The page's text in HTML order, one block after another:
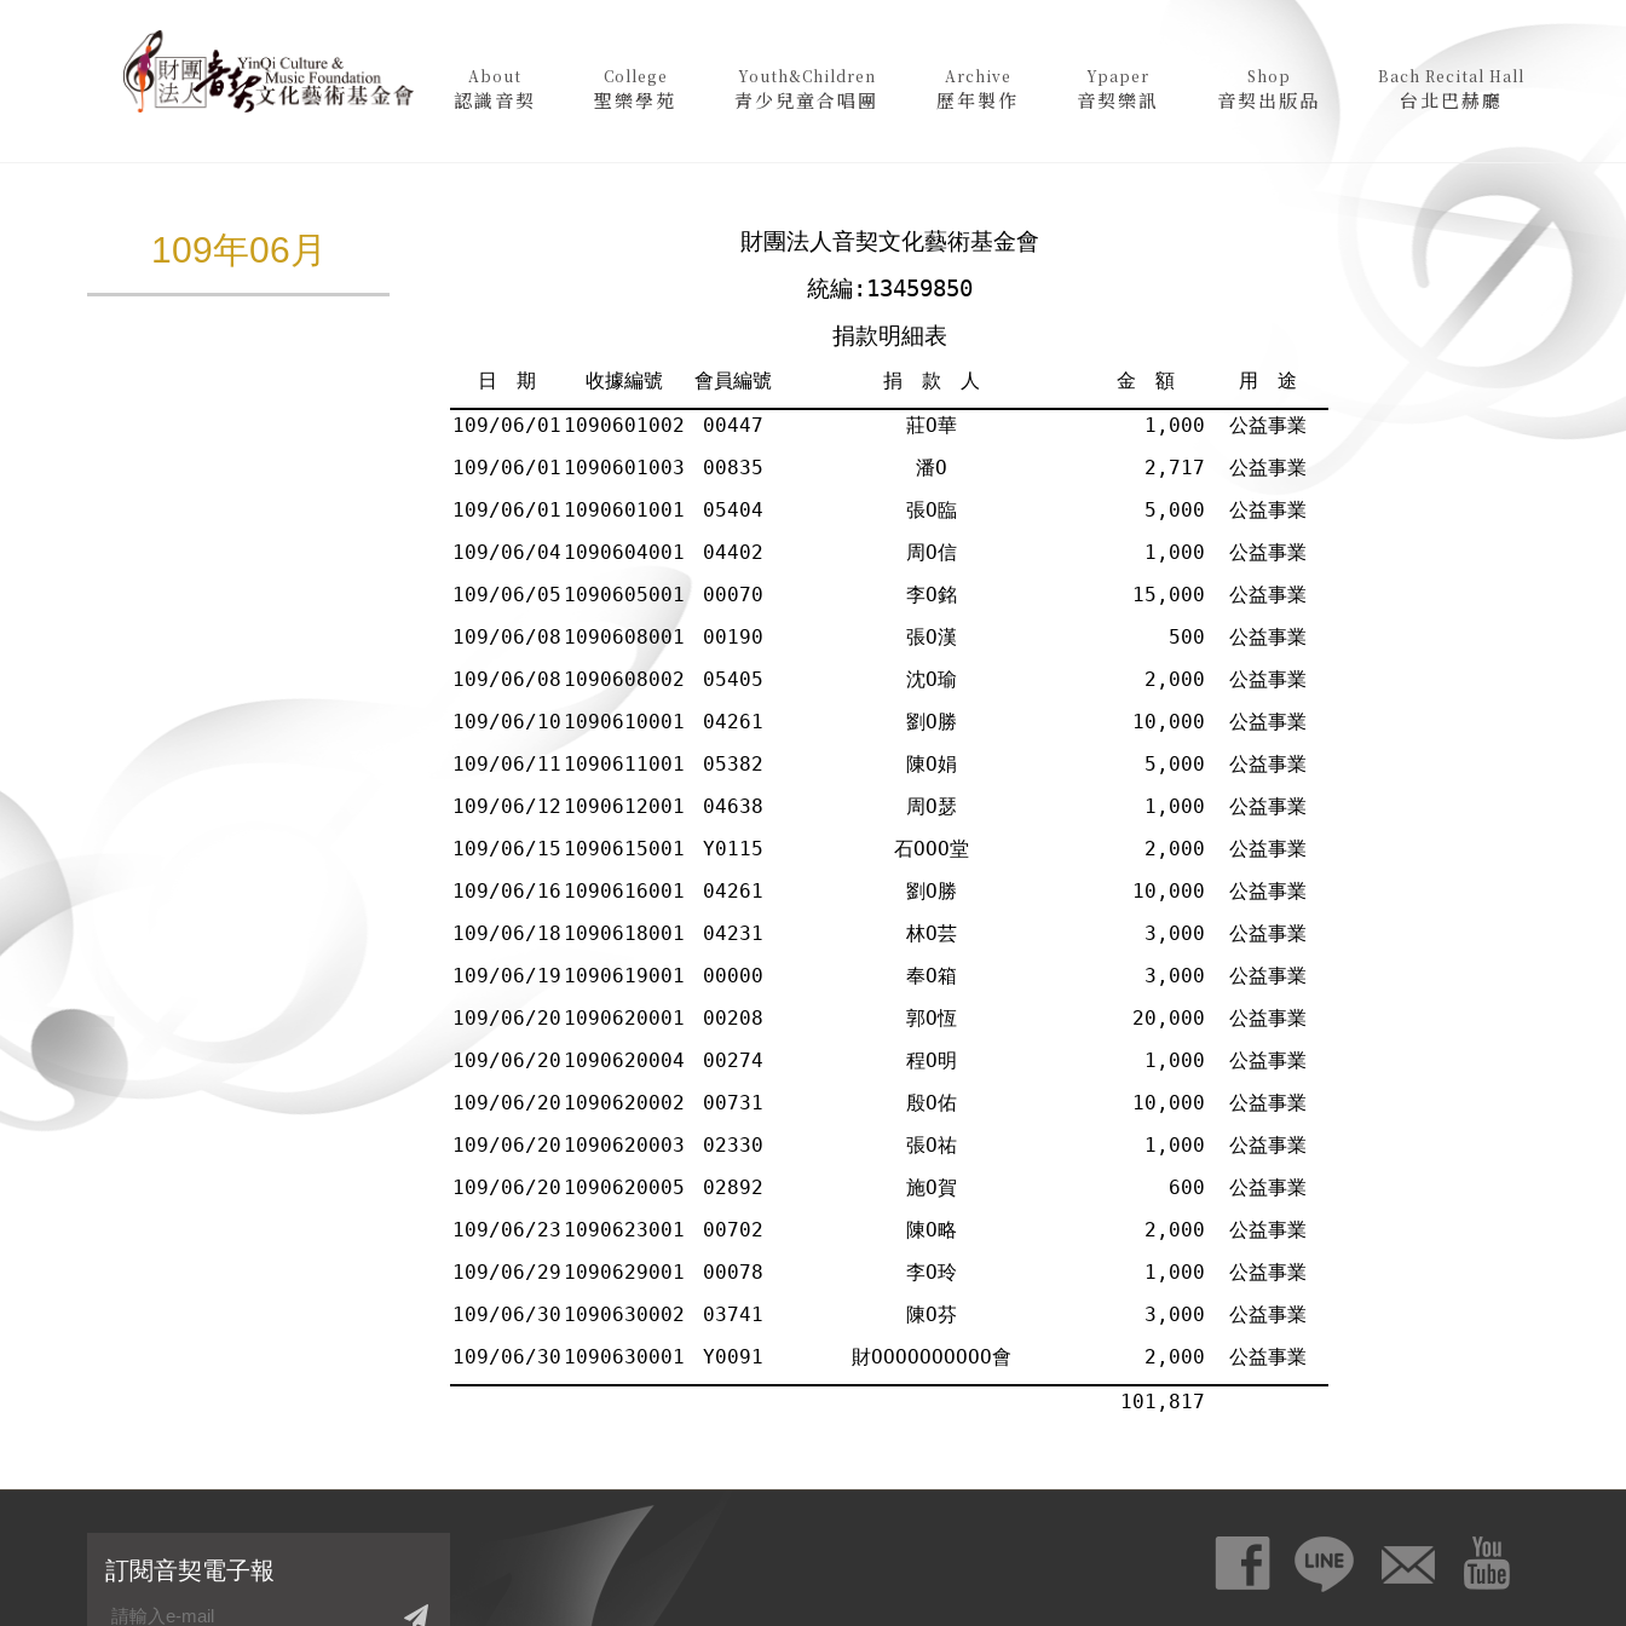
About
認識音契
College
聖樂學苑
Youth&Children
青少兒童合唱團
Archive
歷年製作
Ypaper
音契樂訊
Shop
音契出版品
Bach Recital Hall
台北巴赫廳
109年06月
財團法人音契文化藝術基金會
統編:13459850
捐款明細表
日 期 收據編號 會員編號 捐 款 人 金 額
用 途
109/06/01 1090601002 00447 莊Ο華 1,000
公益事業
109/06/01 1090601003 00835 潘Ο 2,717
公益事業
109/06/01 1090601001 05404 張Ο臨 5,000
公益事業
109/06/04 1090604001 04402 周Ο信 1,000
公益事業
109/06/05 1090605001 00070 李Ο銘 15,000
公益事業
109/06/08 1090608001 00190 張Ο漢 500
公益事業
109/06/08 1090608002 05405 沈Ο瑜 2,000
公益事業
109/06/10 1090610001 04261 劉Ο勝 10,000
公益事業
109/06/11 1090611001 05382 陳Ο娟 5,000
公益事業
109/06/12 1090612001 04638 周Ο瑟 1,000
公益事業
109/06/15 1090615001 Y0115 石ΟΟΟ堂 2,000
公益事業
109/06/16 1090616001 04261 劉Ο勝 10,000
公益事業
109/06/18 1090618001 04231 林Ο芸 3,000
公益事業
109/06/19 1090619001 00000 奉Ο箱 3,000
公益事業
109/06/20 1090620001 00208 郭Ο恆 20,000
公益事業
109/06/20 1090620004 00274 程Ο明 1,000
公益事業
109/06/20 1090620002 00731 殷Ο佑 10,000
公益事業
109/06/20 1090620003 02330 張Ο祐 1,000
公益事業
109/06/20 1090620005 02892 施Ο賀 600
公益事業
109/06/23 1090623001 00702 陳Ο略 2,000
公益事業
109/06/29 1090629001 00078 李Ο玲 1,000
公益事業
109/06/30 1090630002 03741 陳Ο芬 3,000
公益事業
109/06/30 1090630001 Y0091 財ΟΟΟΟΟΟΟΟΟΟ會 2,000
公益事業
101,817
訂閱音契電子報